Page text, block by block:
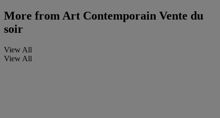
More fromArt Contemporain Vente du
soir
View All
View All